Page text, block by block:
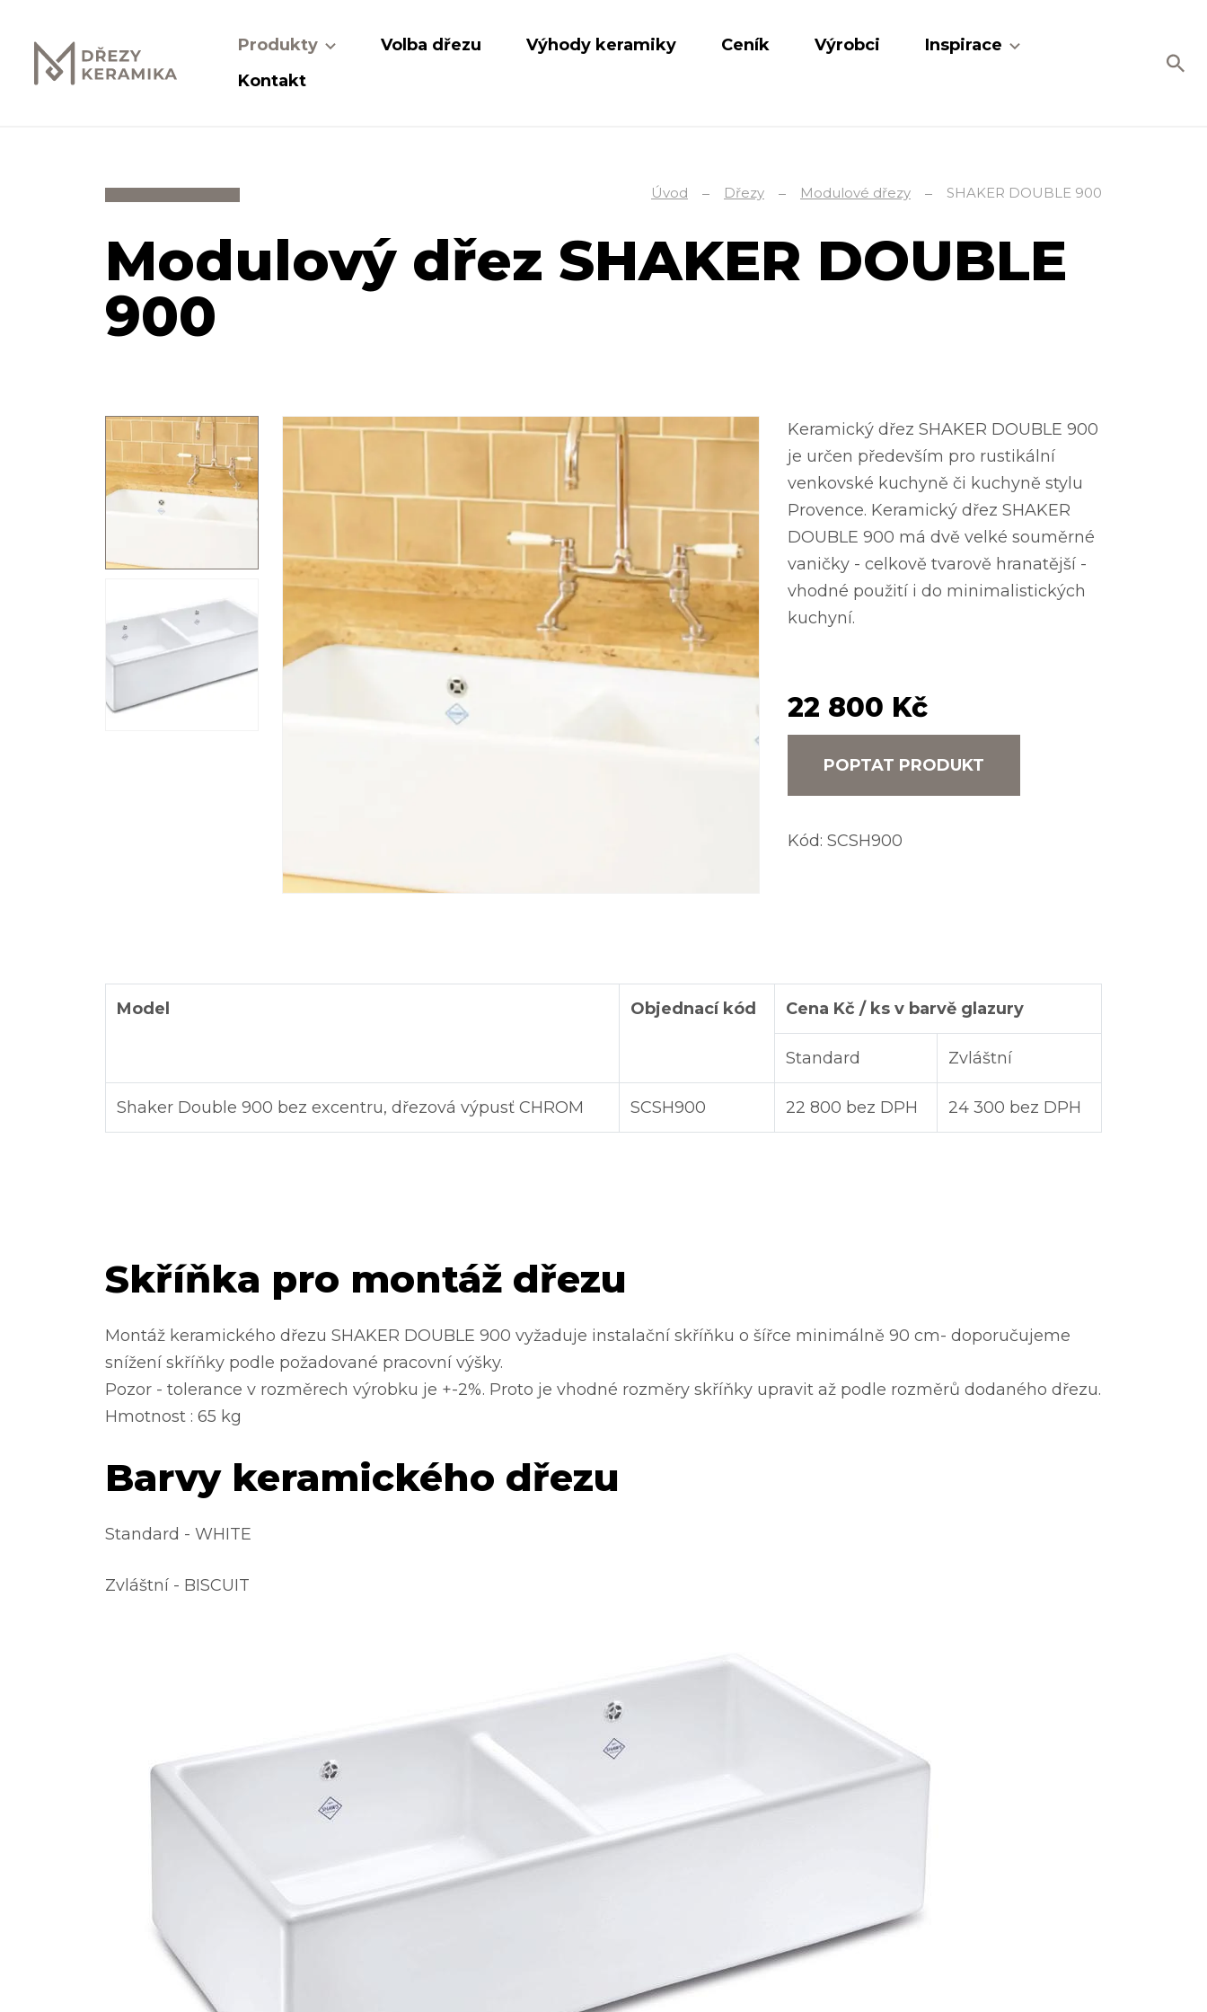
Produkty Volba dřezu Výhody keramiky Ceník Výrobci
Inspirace
Kontakt
Úvod Dřezy Modulové dřezy SHAKER DOUBLE 900
Modulový dřez SHAKER DOUBLE
900
Keramický dřez SHAKER DOUBLE 900
je určen především pro rustikální
venkovské kuchyně či kuchyně stylu
Provence. Keramický dřez SHAKER
DOUBLE 900 má dvě velké souměrné
vaničky - celkově tvarově hranatější -
vhodné použití i do minimalistických
kuchyní.
22 800 Kč
POPTAT PRODUKT
Kód: SCSH900
Model Objednací kód Cena Kč / ks v barvě glazury
Standard Zvláštní
Shaker Double 900 bez excentru, dřezová výpusť CHROM SCSH900 22 800 bez DPH 24 300 bez DPH
Skříňka pro montáž dřezu
Montáž keramického dřezu SHAKER DOUBLE 900 vyžaduje instalační skříňku o šířce minimálně 90 cm- doporučujeme
snížení skříňky podle požadované pracovní výšky.
Pozor - tolerance v rozměrech výrobku je +-2%. Proto je vhodné rozměry skříňky upravit až podle rozměrů dodaného dřezu.
Hmotnost : 65 kg
Barvy keramického dřezu
Standard - WHITE
Zvláštní - BISCUIT